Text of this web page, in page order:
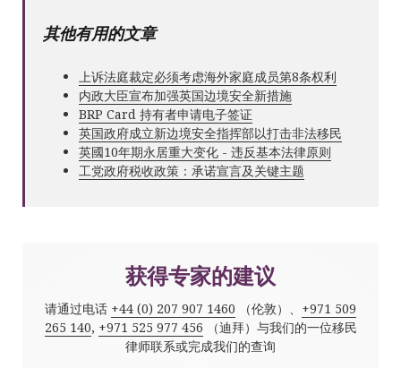
其他有用的文章
上诉法庭裁定必须考虑海外家庭成员第8条权利
内政大臣宣布加强英国边境安全新措施
BRP Card 持有者申请电子签证
英国政府成立新边境安全指挥部以打击非法移民
英國10年期永居重大变化 - 违反基本法律原则
工党政府税收政策：承诺宣言及关键主题
获得专家的建议
请通过电话 +44 (0) 207 907 1460 （伦敦）、 +971 509
265 140, +971 525 977 456 （迪拜）与我们的一位移民
律师联系或完成我们的查询